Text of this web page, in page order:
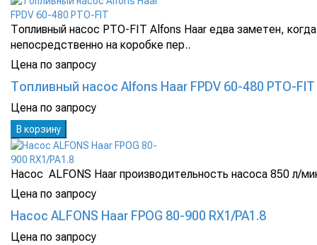
Топливный насос PTO-FIT Alfons Haar едва заметен,
непосредственно на коробке пер..
Цена по запросу
Топливный насос Alfons Haar FPDV 60-480 PTO-FIT
Цена по запросу
В корзину
Насос ALFONS Haar производительность насоса 850 л/
Цена по запросу
Насос ALFONS Haar FPOG 80-900 RX1/PA1.8
Цена по запросу